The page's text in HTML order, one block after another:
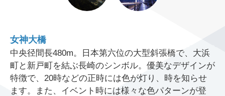
女神大橋
中央径間長480m。日本第六位の大型斜張橋で、大浜
町と新戸町を結ぶ長崎のシンボル。優美なデザインが
特徴で、20時などの正時には色が灯り、時を知らせ
ます。また、イベント時には様々な色パターンが登